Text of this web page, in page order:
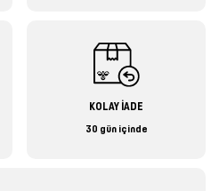
KOLAY İADE
30 gün içinde